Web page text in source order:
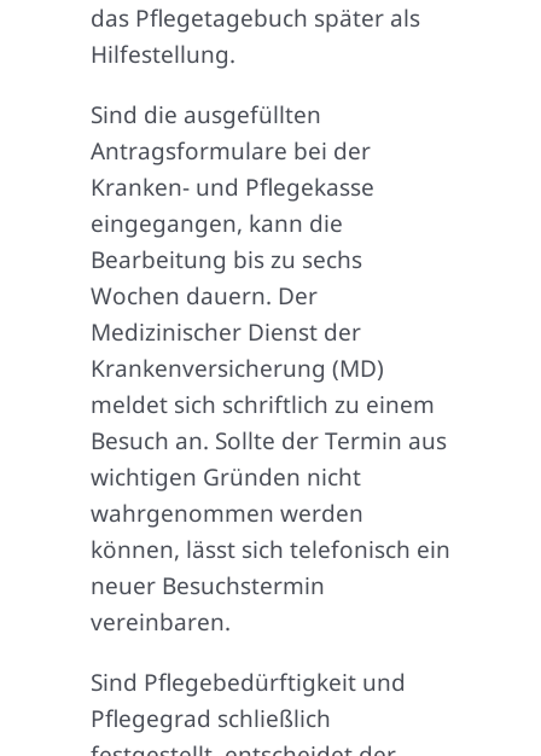
das Pflegetagebuch später als
Hilfestellung.
Sind die ausgefüllten
Antragsformulare bei der
Kranken- und Pflegekasse
eingegangen, kann die
Bearbeitung bis zu sechs
Wochen dauern. Der
Medizinischer Dienst der
Krankenversicherung (MD)
meldet sich schriftlich zu einem
Besuch an. Sollte der Termin aus
wichtigen Gründen nicht
wahrgenommen werden
können, lässt sich telefonisch ein
neuer Besuchstermin
vereinbaren.
Sind Pflegebedürftigkeit und
Pflegegrad schließlich